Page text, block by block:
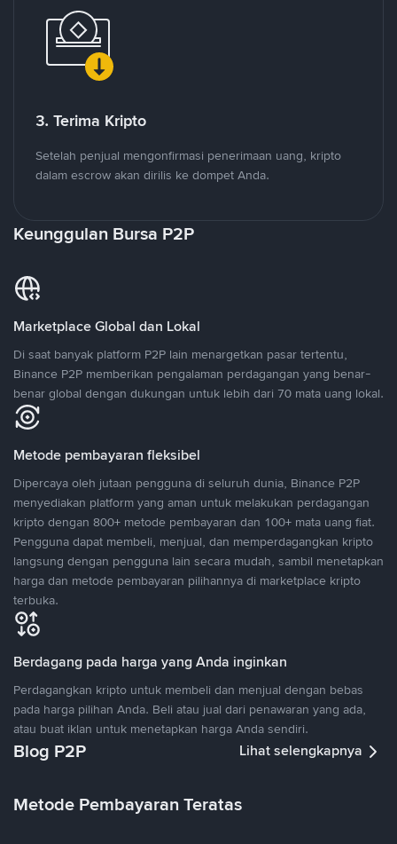
3. Terima Kripto
Setelah penjual mengonfirmasi penerimaan uang, kripto
dalam escrow akan dirilis ke dompet Anda.
Keunggulan Bursa P2P
Marketplace Global dan Lokal
Di saat banyak platform P2P lain menargetkan pasar tertentu,
Binance P2P memberikan pengalaman perdagangan yang benar-
benar global dengan dukungan untuk lebih dari 70 mata uang lokal.
Metode pembayaran fleksibel
Dipercaya oleh jutaan pengguna di seluruh dunia, Binance P2P
menyediakan platform yang aman untuk melakukan perdagangan
kripto dengan 800+ metode pembayaran dan 100+ mata uang fiat.
Pengguna dapat membeli, menjual, dan memperdagangkan kripto
langsung dengan pengguna lain secara mudah, sambil menetapkan
harga dan metode pembayaran pilihannya di marketplace kripto
terbuka.
Berdagang pada harga yang Anda inginkan
Perdagangkan kripto untuk membeli dan menjual dengan bebas
pada harga pilihan Anda. Beli atau jual dari penawaran yang ada,
atau buat iklan untuk menetapkan harga Anda sendiri.
Blog P2P Lihat selengkapnya
Metode Pembayaran Teratas